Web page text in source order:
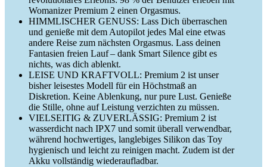
Womanizer Premium 2 einen Orgasmus.
HIMMLISCHER GENUSS: Lass Dich überraschen
und genieße mit dem Autopilot jedes Mal eine etwas
andere Reise zum nächsten Orgasmus. Lass deinen
Fantasien freien Lauf – dank Smart Silence gibt es
nichts, was dich ablenkt.
LEISE UND KRAFTVOLL: Premium 2 ist unser
bisher leisestes Modell für ein Höchstmaß an
Diskretion. Keine Ablenkung, nur pure Lust. Genieße
die Stille, ohne auf Leistung verzichten zu müssen.
VIELSEITIG & ZUVERLÄSSIG: Premium 2 ist
wasserdicht nach IPX7 und somit überall verwendbar,
während hochwertiges, langlebiges Silikon das Toy
hygienisch und leicht zu reinigen macht. Zudem ist der
Akku vollständig wiederaufladbar.